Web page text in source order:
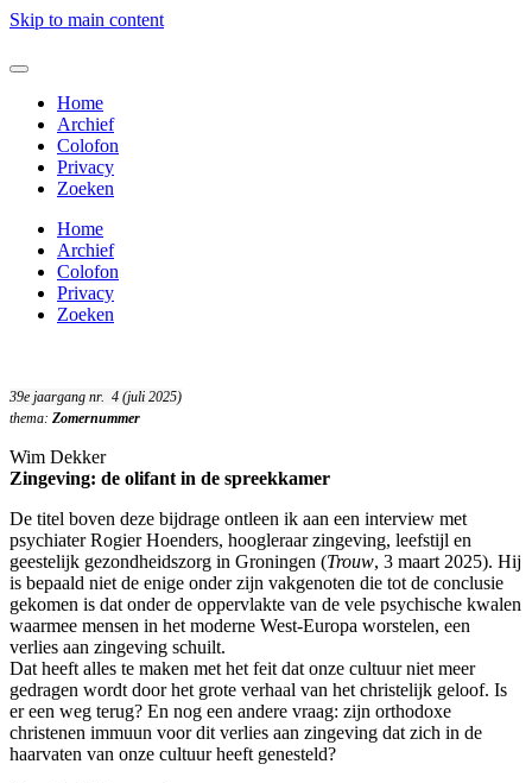
Skip to main content
Home
Archief
Colofon
Privacy
Zoeken
Home
Archief
Colofon
Privacy
Zoeken
39e jaargang nr. 4 (juli 2025)
thema: Zomernummer
Wim Dekker
Zingeving: de olifant in de spreekkamer
De titel boven deze bijdrage ontleen ik aan een interview met
psychiater Rogier Hoenders, hoogleraar zingeving, leefstijl en
geestelijk gezondheidszorg in Groningen (Trouw, 3 maart 2025). Hij
is bepaald niet de enige onder zijn vakgenoten die tot de conclusie
gekomen is dat onder de oppervlakte van de vele psychische kwalen
waarmee mensen in het moderne West-Europa worstelen, een
verlies aan zingeving schuilt.
Dat heeft alles te maken met het feit dat onze cultuur niet meer
gedragen wordt door het grote verhaal van het christelijk geloof. Is
er een weg terug? En nog een andere vraag: zijn orthodoxe
christenen immuun voor dit verlies aan zingeving dat zich in de
haarvaten van onze cultuur heeft genesteld?